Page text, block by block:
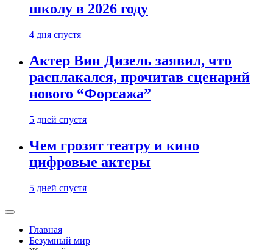
школу в 2026 году
4 дня спустя
Актер Вин Дизель заявил, что
расплакался, прочитав сценарий
нового “Форсажа”
5 дней спустя
Чем грозят театру и кино
цифровые актеры
5 дней спустя
Главная
Безумный мир